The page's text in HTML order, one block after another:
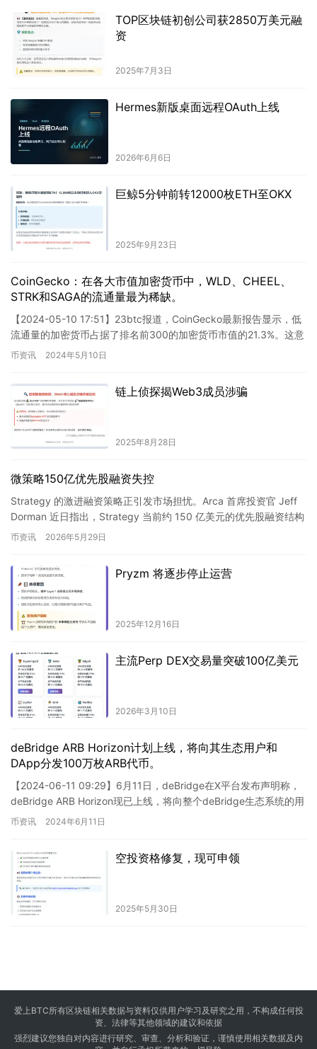
TOP区块链初创公司获2850万美元融
资
2025年7月3日
Hermes新版桌面远程OAuth上线
2026年6月6日
巨鲸5分钟前转12000枚ETH至OKX
2025年9月23日
CoinGecko：在各大市值加密货币中，WLD、CHEEL、
STRK和SAGA的流通量最为稀缺。
【2024-05-10 17:51】23btc报道，CoinGecko最新报告显示，低
流通量的加密货币占据了排名前300的加密货币市值的21.3%。这意
味着，在市值排名前300的加…
币资讯 2024年5月10日
链上侦探揭Web3成员涉骗
2025年8月28日
微策略150亿优先股融资失控
Strategy 的激进融资策略正引发市场担忧。Arca 首席投资官 Jeff
Dorman 近日指出，Strategy 当前约 150 亿美元的优先股融资结构
已「失控」，每年需支…
币资讯 2026年5月29日
Pryzm 将逐步停止运营
2025年12月16日
主流Perp DEX交易量突破100亿美元
2026年3月10日
deBridge ARB Horizon计划上线，将向其生态用户和
DApp分发100万枚ARB代币。
【2024-06-11 09:29】6月11日，deBridge在X平台发布声明称，
deBridge ARB Horizon现已上线，将向整个deBridge生态系统的用
户和DAp…
币资讯 2024年6月11日
空投资格修复，现可申领
2025年5月30日
爱上BTC所有区块链相关数据与资料仅供用户学习及研究之用，不构成任何投
资、法律等其他领域的建议和依据
强烈建议您独自对内容进行研究、审查、分析和验证，谨慎使用相关数据及内